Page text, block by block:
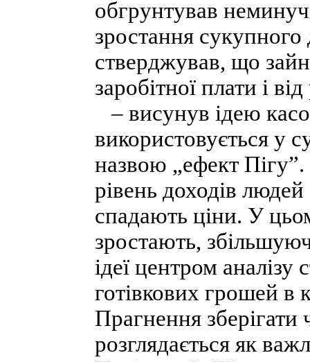
обгрунтував
зростання сукупного
стверджував, що
заробітної плати і
– висунув ідею
використовується у
назвою „ефект
рівень доходів
спадають ціни. У
зростають,
ідеї центром
готівкових грошей в
Прагнення
розглядається як